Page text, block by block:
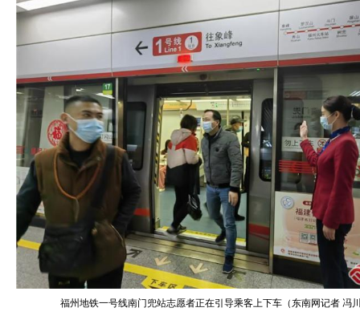
福州地铁一号线南门兜站志愿者正在引导乘客上下车（东南网记者 冯